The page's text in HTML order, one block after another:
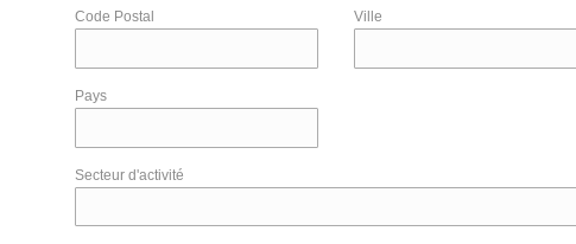
Code Postal Ville
Pays
Secteur d'activité